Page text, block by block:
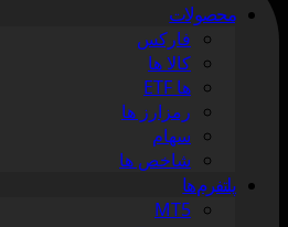
محصولات
فارکس
کالا ها
ها ETF
رمزارز ها
سهام
شاخص ها
پلتفرم ها
MT5